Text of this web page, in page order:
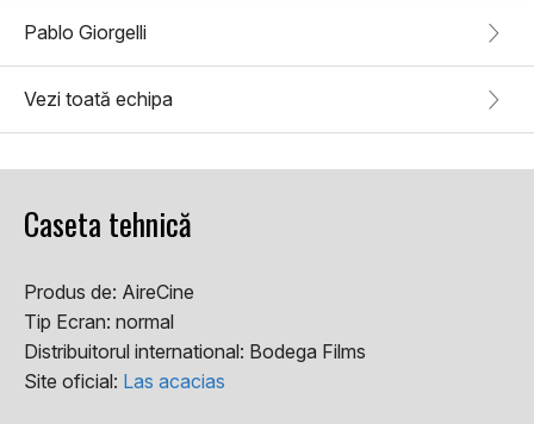
Pablo Giorgelli
Vezi toată echipa
Caseta tehnică
Produs de: AireCine
Tip Ecran: normal
Distribuitorul international: Bodega Films
Site oficial: Las acacias